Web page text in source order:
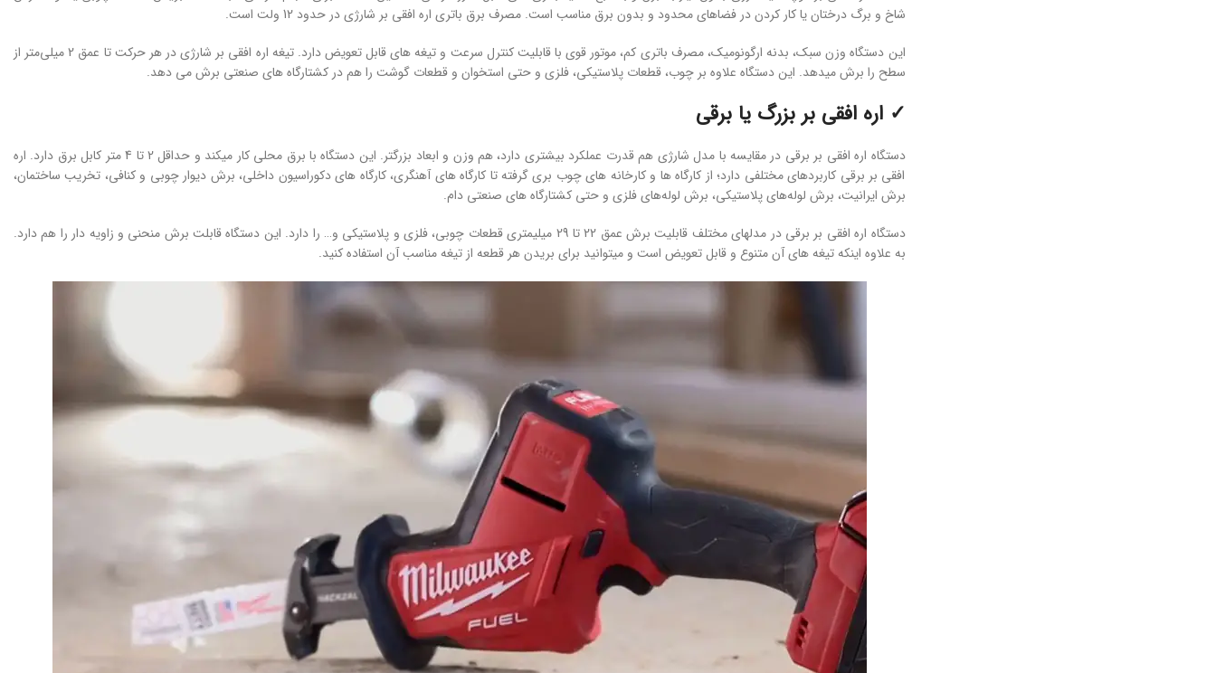
شاخ و برگ درختان یا کار کردن در فضاهای محدود و بدون برق مناسب است. مصرف برق باتری اره افقی بر شارژی در حدود 12 ولت است.
این دستگاه وزن سبک، بدنه ارگونومیک، مصرف باتری کم، موتور قوی با قابلیت کنترل سرعت و تیغه ­های قابل تعویض دارد. تیغه اره افقی بر شارژی در هر حرکت تا عمق 2 میلی‌متر از
سطح را برش می­دهد. این دستگاه علاوه بر چوب، قطعات پلاستیکی، فلزی و حتی استخوان و قطعات گوشت را هم در کشتارگاه ­های صنعتی برش می دهد.
✓ اره افقی بر بزرگ یا برقی
دستگاه اره افقی بر برقی در مقایسه با مدل شارژی هم قدرت عملکرد بیشتری دارد، هم وزن و ابعاد بزرگتر. این دستگاه با برق محلی کار می­کند و حداقل 2 تا 4 متر کابل برق دارد. اره
افقی بر برقی کاربردهای مختلفی دارد؛ از کارگاه ­ها و کارخانه­ های چوب بری گرفته تا کارگاه ­های آهنگری، کارگاه­ های دکوراسیون داخلی، برش دیوار چوبی و کنافی، تخریب ساختمان،
برش ایرانیت، برش لوله‌های پلاستیکی، برش لوله‌های فلزی و حتی کشتارگاه ­های صنعتی دام.
دستگاه اره افقی بر برقی در مدل­های مختلف قابلیت برش عمق 22 تا 29 میلی­­متری قطعات چوبی، فلزی و پلاستیکی و… را دارد. این دستگاه قابلت برش منحنی و زاویه دار را هم دارد.
به علاوه اینکه تیغه­ های آن متنوع و قابل تعویض است و می­توانید برای بریدن هر قطعه از تیغه مناسب آن استفاده کنید.